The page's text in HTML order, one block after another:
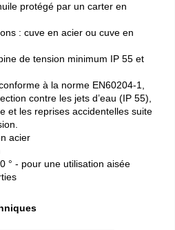
protégé par un carter en
: cuve en acier ou cuve en
de tension minimum IP 55 et
à la norme EN60204-1,
contre les jets d’eau (IP 55),
et les reprises accidentelles suite
acier
° - pour une utilisation aisée